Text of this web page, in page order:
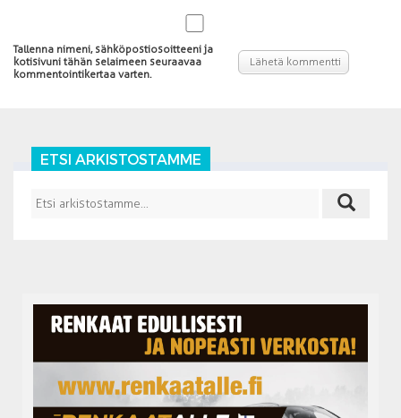
Tallenna nimeni, sähköpostiosoitteeni ja
kotisivuni tähän selaimeen seuraavaa
kommentointikertaa varten.
ETSI ARKISTOSTAMME